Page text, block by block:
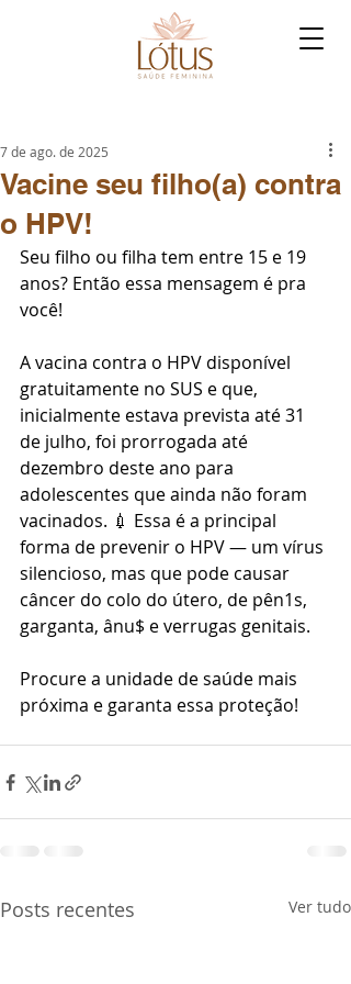
Vacine seu filho(a) contra
o HPV!
7 de ago. de 2025
Seu filho ou filha tem entre 15 e 19
anos? Então essa mensagem é pra
você!
A vacina contra o HPV disponível
gratuitamente no SUS e que,
inicialmente estava prevista até 31
de julho, foi prorrogada até
dezembro deste ano para
adolescentes que ainda não foram
vacinados. 💉 Essa é a principal
forma de prevenir o HPV — um vírus
silencioso, mas que pode causar
câncer do colo do útero, de pên1s,
garganta, ânu$ e verrugas genitais.
Procure a unidade de saúde mais
próxima e garanta essa proteção!
Posts recentes Ver tudo